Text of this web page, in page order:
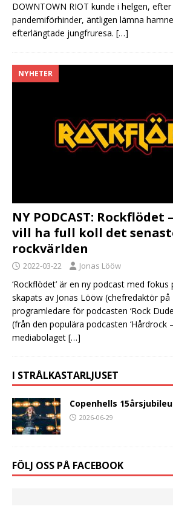
DOWNTOWN RIOT kunde i helgen, efter
pandemiförhinder, äntligen lämna
efterlängtade jungfruresa. […]
NYHETER
NY PODCAST: Rockflödet
vill ha full koll det
rockvärlden
2022-03-22 Jonas Lööw
‘Rockflödet’ är en ny podcast med
skapats av Jonas Lööw (chefredaktör på
programledare för podcasten ‘Rock
(från den populära podcasten ‘Hårdrock
mediabolaget […]
I STRÅLKASTARLJUSET
Copenhells
2026-06-29
FÖLJ OSS PÅ FACEBOOK